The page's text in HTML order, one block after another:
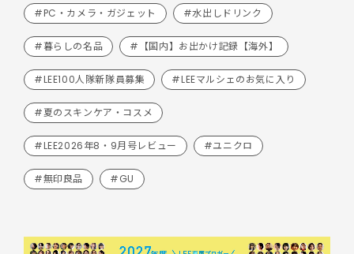
#PC・カメラ・ガジェット #水出しドリンク
#暮らしの名品 #【国内】お出かけ記録【海外】
#LEE100人隊新隊員募集 #LEEマルシェのお気に入り
#夏のスキンケア・コスメ
#LEE2026年8・9月号レビュー #ユニクロ
#無印良品 #GU